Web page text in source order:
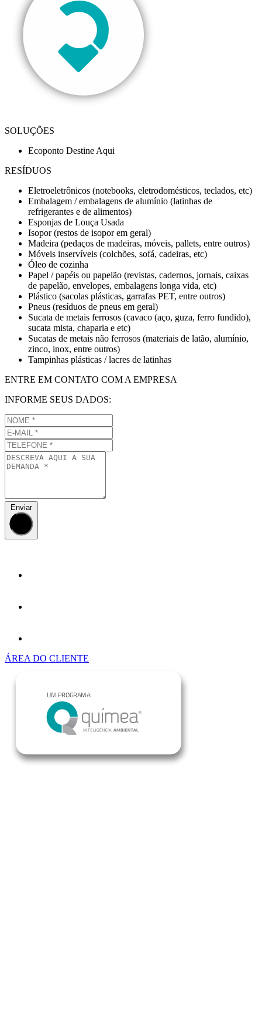
SOLUÇÕES
Ecoponto Destine Aqui
RESÍDUOS
Eletroeletrônicos (notebooks, eletrodomésticos, teclados, etc)
Embalagem / embalagens de alumínio (latinhas de
refrigerantes e de alimentos)
Esponjas de Louça Usada
Isopor (restos de isopor em geral)
Madeira (pedaços de madeiras, móveis, pallets, entre outros)
Móveis inservíveis (colchões, sofá, cadeiras, etc)
Óleo de cozinha
Papel / papéis ou papelão (revistas, cadernos, jornais, caixas
de papelão, envelopes, embalagens longa vida, etc)
Plástico (sacolas plásticas, garrafas PET, entre outros)
Pneus (resíduos de pneus em geral)
Sucata de metais ferrosos (cavaco (aço, guza, ferro fundido),
sucata mista, chaparia e etc)
Sucatas de metais não ferrosos (materiais de latão, alumínio,
zinco, inox, entre outros)
Tampinhas plásticas / lacres de latinhas
ENTRE EM CONTATO COM A EMPRESA
INFORME SEUS DADOS:
Enviar
ÁREA DO CLIENTE